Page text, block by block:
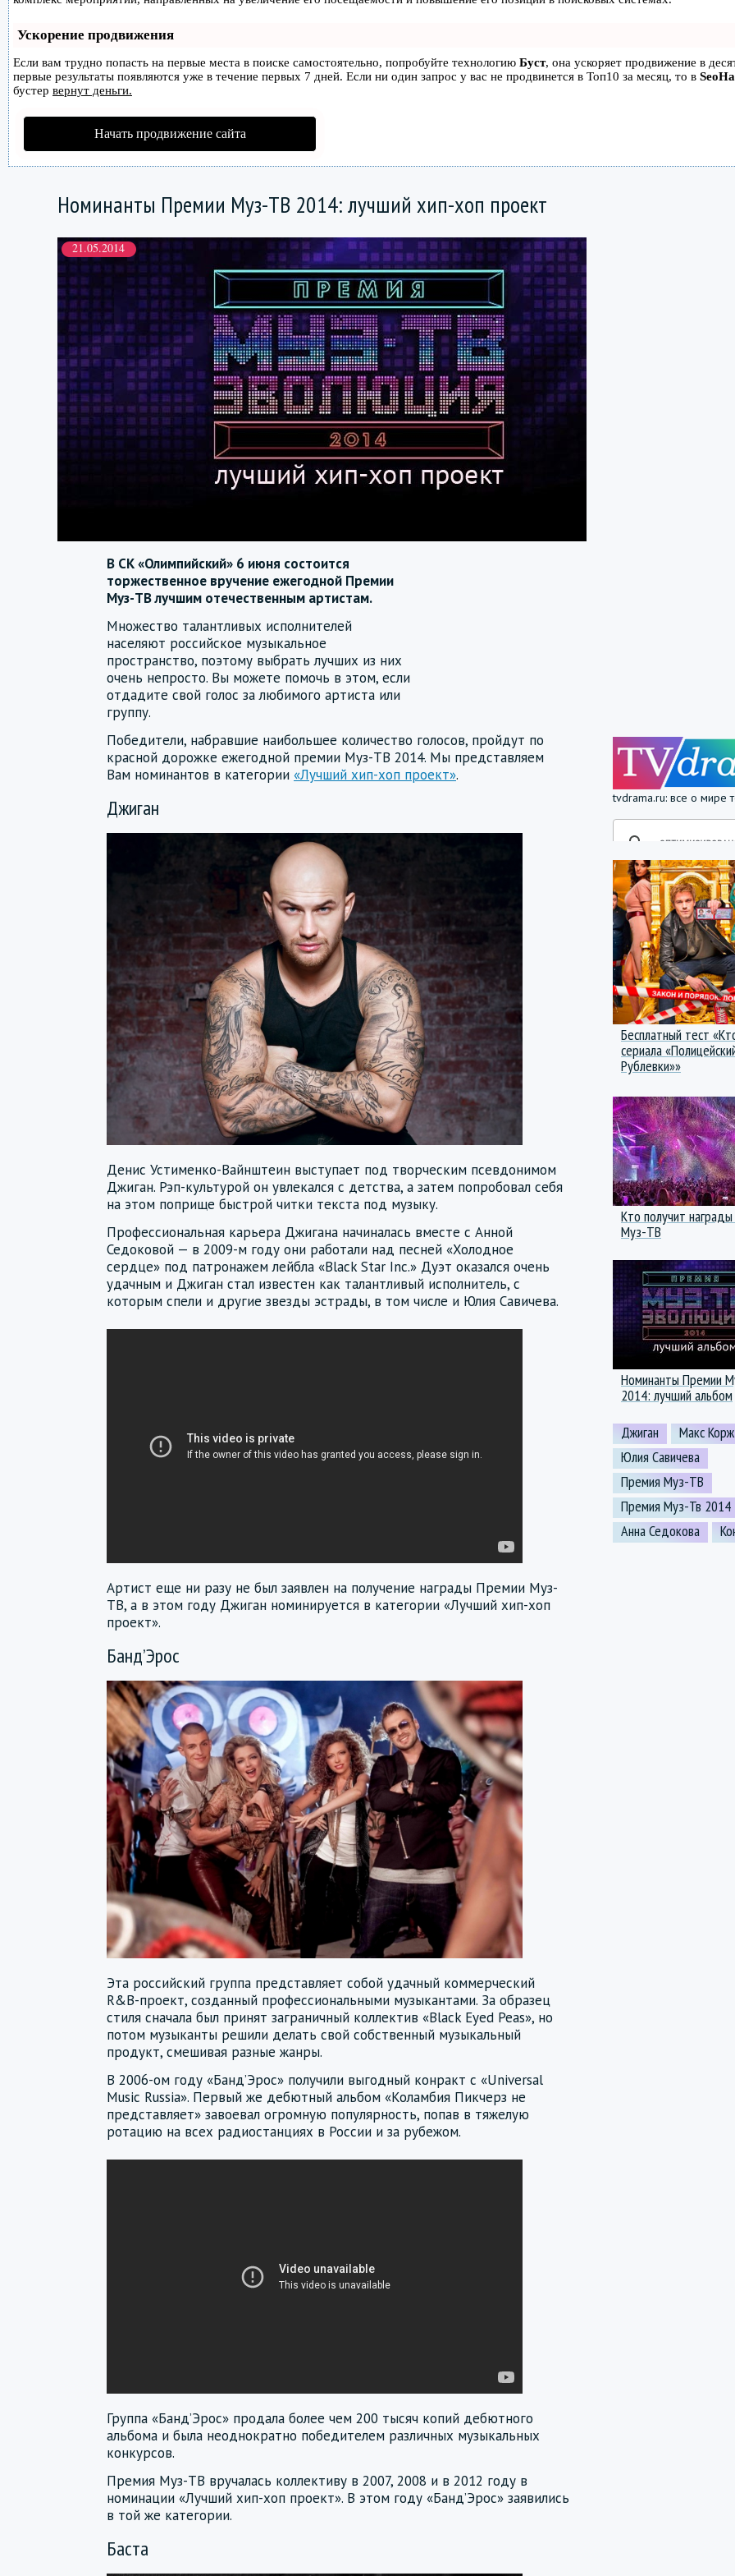
Ускорение продвижения
Если вам трудно попасть на первые места в поиске самостоятельно, попробуйте технологию Буст, она ускоряет продвижение в
первые результаты появляются уже в течение первых 7 дней. Если ни один запрос у вас не продвинется в Топ10 за месяц, то в
бустер вернут деньги.
Начать продвижение сайта
Номинанты Премии Муз-ТВ 2014: лучший хип-хоп проект
21.05.2014
В СК «Олимпийский» 6 июня состоится
торжественное вручение ежегодной Премии
Муз-ТВ лучшим отечественным артистам.
Множество талантливых исполнителей
населяют российское музыкальное
пространство, поэтому выбрать лучших из них
очень непросто. Вы можете помочь в этом, если
отдадите свой голос за любимого артиста или
группу.
Победители, набравшие наибольшее количество голосов, пройдут по
красной дорожке ежегодной премии Муз-ТВ 2014. Мы представляем
Вам номинантов в категории «Лучший хип-хоп проект».
Джиган
Денис Устименко-Вайнштеин выступает под творческим псевдонимом
Джиган. Рэп-культурой он увлекался с детства, а затем попробовал себя
на этом поприще быстрой читки текста под музыку.
Профессиональная карьера Джигана начиналась вместе с Анной
Седоковой — в 2009-м году они работали над песней «Холодное
сердце» под патронажем лейбла «Black Star Inc.» Дуэт оказался очень
удачным и Джиган стал известен как талантливый исполнитель, с
которым спели и другие звезды эстрады, в том числе и Юлия Савичева.
Артист еще ни разу не был заявлен на получение награды Премии Муз-
ТВ, а в этом году Джиган номинируется в категории «Лучший хип-хоп
проект».
Банд’Эрос
Эта российский группа представляет собой удачный коммерческий
R&B-проект, созданный профессиональными музыкантами. За образец
стиля сначала был принят заграничный коллектив «Black Eyed Peas», но
потом музыканты решили делать свой собственный музыкальный
продукт, смешивая разные жанры.
В 2006-ом году «Банд’Эрос» получили выгодный конракт с «Universal
Music Russia». Первый же дебютный альбом «Коламбия Пикчерз не
представляет» завоевал огромную популярность, попав в тяжелую
ротацию на всех радиостанциях в России и за рубежом.
Группа «Банд’Эрос» продала более чем 200 тысяч копий дебютного
альбома и была неоднократно победителем различных музыкальных
конкурсов.
Премия Муз-ТВ вручалась коллективу в 2007, 2008 и в 2012 году в
номинации «Лучший хип-хоп проект». В этом году «Банд’Эрос» заявились
в той же категории.
Баста
tvdrama.ru: все о мире
Бесплатный тест
сериала
Рублевки»»
Кто получит
Муз-ТВ
Номинанты Премии
2014: лучший альбом
Джиган
Макс Корж
Юлия Савичева
Премия Муз-ТВ
Премия Муз-Тв 2014
Анна Седокова